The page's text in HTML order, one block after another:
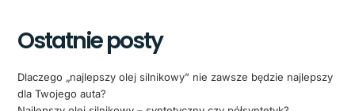
Ostatnie posty
Dlaczego „najlepszy olej silnikowy” nie zawsze będzie najlepszy
dla Twojego auta?